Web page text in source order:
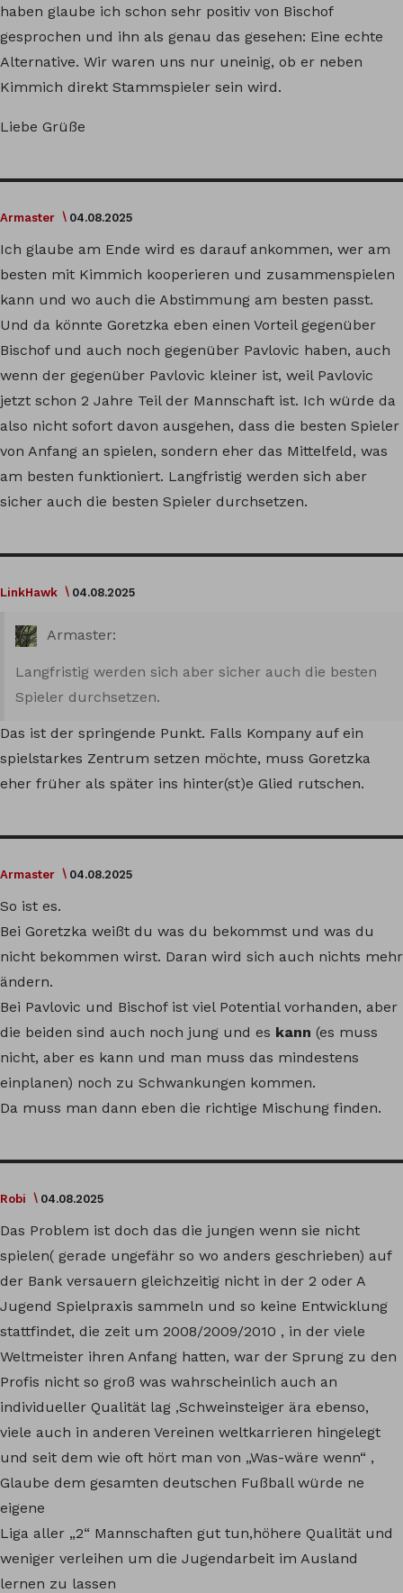
haben glaube ich schon sehr positiv von Bischof
gesprochen und ihn als genau das gesehen: Eine echte
Alternative. Wir waren uns nur uneinig, ob er neben
Kimmich direkt Stammspieler sein wird.
Liebe Grüße
Armaster 04.08.2025
Ich glaube am Ende wird es darauf ankommen, wer am
besten mit Kimmich kooperieren und zusammenspielen
kann und wo auch die Abstimmung am besten passt.
Und da könnte Goretzka eben einen Vorteil gegenüber
Bischof und auch noch gegenüber Pavlovic haben, auch
wenn der gegenüber Pavlovic kleiner ist, weil Pavlovic
jetzt schon 2 Jahre Teil der Mannschaft ist. Ich würde da
also nicht sofort davon ausgehen, dass die besten Spieler
von Anfang an spielen, sondern eher das Mittelfeld, was
am besten funktioniert. Langfristig werden sich aber
sicher auch die besten Spieler durchsetzen.
LinkHawk 04.08.2025
Armaster:
Langfristig werden sich aber sicher auch die besten
Spieler durchsetzen.
Das ist der springende Punkt. Falls Kompany auf ein
spielstarkes Zentrum setzen möchte, muss Goretzka
eher früher als später ins hinter(st)e Glied rutschen.
Armaster 04.08.2025
So ist es.
Bei Goretzka weißt du was du bekommst und was du
nicht bekommen wirst. Daran wird sich auch nichts mehr
ändern.
Bei Pavlovic und Bischof ist viel Potential vorhanden, aber
die beiden sind auch noch jung und es kann (es muss
nicht, aber es kann und man muss das mindestens
einplanen) noch zu Schwankungen kommen.
Da muss man dann eben die richtige Mischung finden.
Robi 04.08.2025
Das Problem ist doch das die jungen wenn sie nicht
spielen( gerade ungefähr so wo anders geschrieben) auf
der Bank versauern gleichzeitig nicht in der 2 oder A
Jugend Spielpraxis sammeln und so keine Entwicklung
stattfindet, die zeit um 2008/2009/2010 , in der viele
Weltmeister ihren Anfang hatten, war der Sprung zu den
Profis nicht so groß was wahrscheinlich auch an
individueller Qualität lag ,Schweinsteiger ära ebenso,
viele auch in anderen Vereinen weltkarrieren hingelegt
und seit dem wie oft hört man von „Was-wäre wenn“ ,
Glaube dem gesamten deutschen Fußball würde ne
eigene
Liga aller „2“ Mannschaften gut tun,höhere Qualität und
weniger verleihen um die Jugendarbeit im Ausland
lernen zu lassen